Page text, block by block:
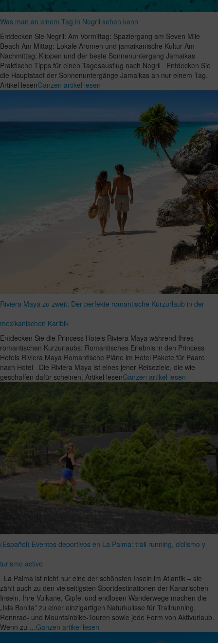
Was man an einem Tag in Negril sehen kann
Entdecken Sie Negril: Am Vormittag: Spaziergang am Seven Mile
Beach Am Mittag: Lokale Aromen und jamaikanische Kultur Am
Nachmittag: Klippen und der beste Sonnenuntergang Jamaikas
Praktische Tipps für einen Tagesausflug nach Negril Entdecken Sie
die Hauptstadt der Sonnenuntergänge Jamaikas an nur einem Tag.
Artikel lesenGanzen artikel lesen
Riviera Maya zu zweit: Der perfekte romantische Kurzurlaub in der
mexikanischen Karibik
Entdecken Sie die Princess Hotels Riviera Maya während Ihres
romantischen Kurzurlaubs: Romantisches Erlebnis in den Princess
Hotels Riviera Maya Romantische Pläne im Hotel Pakete für Paare
nach Hotel Die Riviera Maya ist eines jener Reiseziele, die wie
geschaffen dafür scheinen, Artikel lesenGanzen artikel lesen
(Español) Eventos deportivos en La Palma: trail running, ciclismo y
turismo activo
La Palma ist nicht nur eine der schönsten Inseln im Atlantik – sie
zählt auch zu den vielseitigsten Sportdestinationen der Kanarischen
Inseln. Ihre Vulkane, Gipfel und endlosen Wanderwege machen die
„Isla Bonita” zu einer einzigartigen Naturkulisse für Trailrunning,
Rennrad- und Mountainbike-Touren sowie jede Form von Aktivurlaub.
Wenn zu …Ganzen artikel lesen